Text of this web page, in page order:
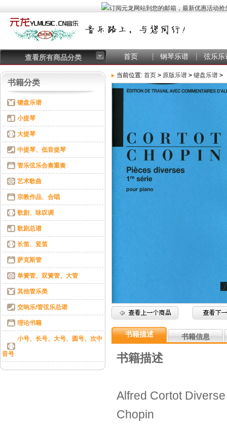
查看所有商品分类 首页 钢琴乐谱 弦乐乐
书籍分类
键盘乐谱
小提琴
大提琴
中提琴、低音提琴
管乐弦乐合奏重奏
艺术歌曲
宗教作品、合唱
歌剧、咏叹调
歌剧总谱
长笛、竖笛
萨克斯管
单簧管、双簧管、大管
其他管乐类
交响乐/管弦乐总谱
理论书籍
小号、长号、大号、圆号、次中
音号
当前位置: 首页 > 原版乐谱 > 键盘乐谱 >
书籍描述 书籍信息
书籍描述
Alfred Cortot
Chopin